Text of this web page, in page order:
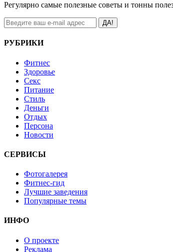
Регулярно самые полезные советы и тонны
ДА!
РУБРИКИ
Фитнес
Здоровье
Секс
Питание
Стиль
Деньги
Отдых
Персона
Новости
СЕРВИСЫ
Фотогалерея
Фитнес-гид
Лучшие заведения
Популярные темы
ИНФО
О проекте
Реклама